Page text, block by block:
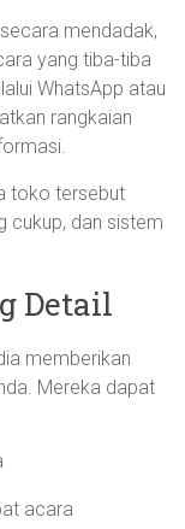
mendadak,
yang tiba-tiba
WhatsApp atau
rangkaian
toko tersebut
cukup, dan sistem
Detail
memberikan
Mereka dapat
acara